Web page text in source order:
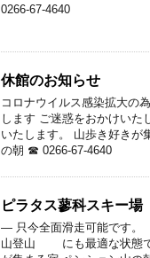
0266-67-4640
休館のお知らせ
コロナウイルス感染拡大の
します ご迷惑をおかけいた
いたします。 山歩き好きが
の朝 ☎ 0266-67-4640
ピラタス蓼科スキー場
— 只今全面滑走可能です
山登山 にも最適な状